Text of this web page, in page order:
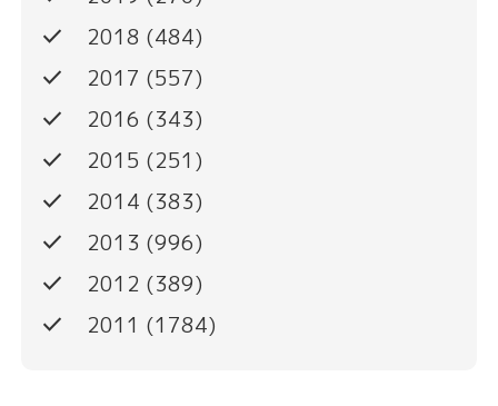
done 2018 (484)
done 2017 (557)
done 2016 (343)
done 2015 (251)
done 2014 (383)
done 2013 (996)
done 2012 (389)
done 2011 (1784)